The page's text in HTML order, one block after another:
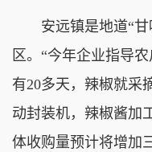
安远镇是地道“甘
区。“今年企业指导
有20多天，辣椒就采
动封装机，辣椒酱加
体收购量预计将增加